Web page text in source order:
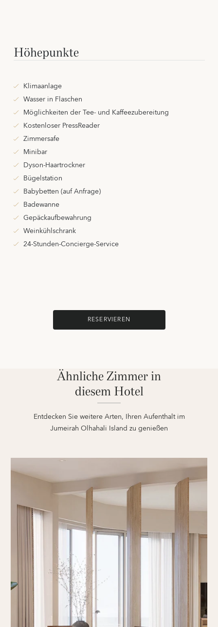
Höhepunkte
Klimaanlage
Wasser in Flaschen
Möglichkeiten der Tee- und Kaffeezubereitung
Kostenloser PressReader
Zimmersafe
Minibar
Dyson-Haartrockner
Bügelstation
Babybetten (auf Anfrage)
Badewanne
Gepäckaufbewahrung
Weinkühlschrank
24-Stunden-Concierge-Service
RESERVIEREN
Ähnliche Zimmer in
diesem Hotel
Entdecken Sie weitere Arten, Ihren Aufenthalt im
Jumeirah Olhahali Island zu genießen